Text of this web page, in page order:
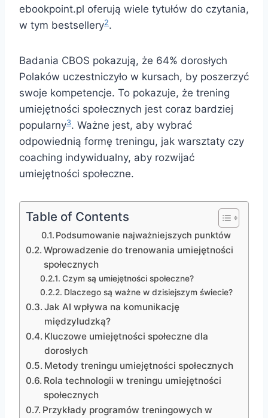
ebookpoint.pl oferują wiele tytułów do czytania,
w tym bestsellery2.
Badania CBOS pokazują, że 64% dorosłych
Polaków uczestniczyło w kursach, by poszerzyć
swoje kompetencje. To pokazuje, że trening
umiejętności społecznych jest coraz bardziej
popularny3. Ważne jest, aby wybrać
odpowiednią formę treningu, jak warsztaty czy
coaching indywidualny, aby rozwijać
umiejętności społeczne.
Table of Contents
Podsumowanie najważniejszych punktów
Wprowadzenie do trenowania umiejętności
społecznych
Czym są umiejętności społeczne?
Dlaczego są ważne w dzisiejszym świecie?
Jak AI wpływa na komunikację
międzyludzką?
Kluczowe umiejętności społeczne dla
dorosłych
Metody treningu umiejętności społecznych
Rola technologii w treningu umiejętności
społecznych
Przykłady programów treningowych w